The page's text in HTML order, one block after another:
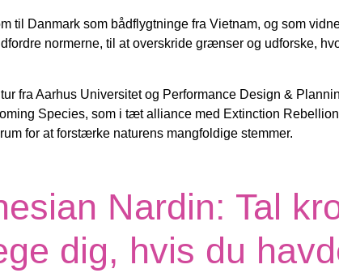
til Danmark som bådflygtninge fra Vietnam, og som
normerne, til at overskride grænser og udforske,
fra Aarhus Universitet og Performance Design &
Species, som i tæt alliance med Extinction
for at forstærke naturens mangfoldige stemmer.
Nardin: Tal
dig, hvis du